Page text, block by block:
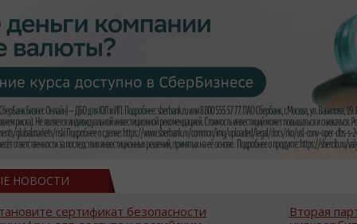
НОВОСТИ
сертификат безопасности
Вторая